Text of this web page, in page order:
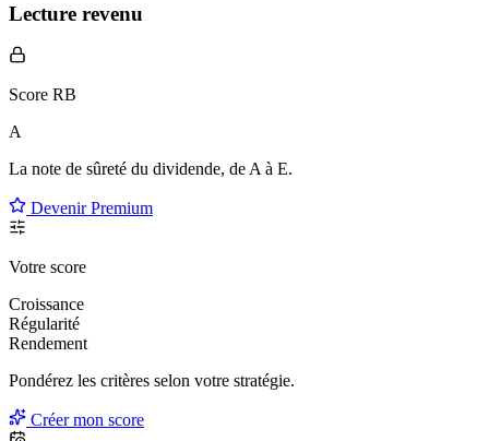
Lecture revenu
Score RB
A
La note de sûreté du dividende, de A à E.
Devenir Premium
Votre score
Croissance
Régularité
Rendement
Pondérez les critères selon votre stratégie.
Créer mon score